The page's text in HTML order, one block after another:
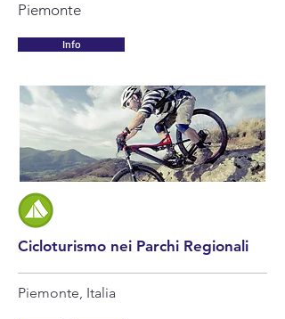
Piemonte
Info
Cicloturismo nei Parchi Regionali
Piemonte, Italia